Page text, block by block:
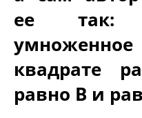
ее так:
квадрате
равно В и